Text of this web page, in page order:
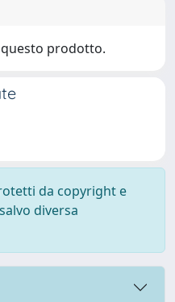
prodotto.
da copyright e
diversa